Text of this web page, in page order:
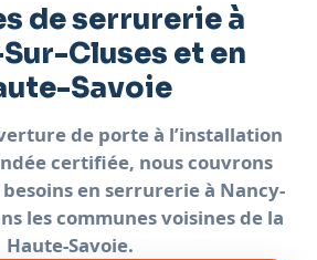
de serrurerie à
Cluses et en
Savoie
de porte à l’installation
certifiée, nous couvrons
en serrurerie à Nancy-
les communes voisines de la
Haute-Savoie.